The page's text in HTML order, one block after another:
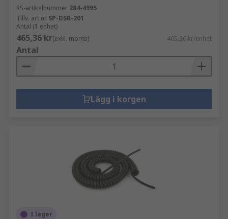
RS-artikelnummer 284-4995
Tillv. art.nr SP-DSR-201
Antal (1 enhet)
465,36 kr(exkl. moms) 465,36 kr/enhet
Antal
Lägg i korgen
I lager